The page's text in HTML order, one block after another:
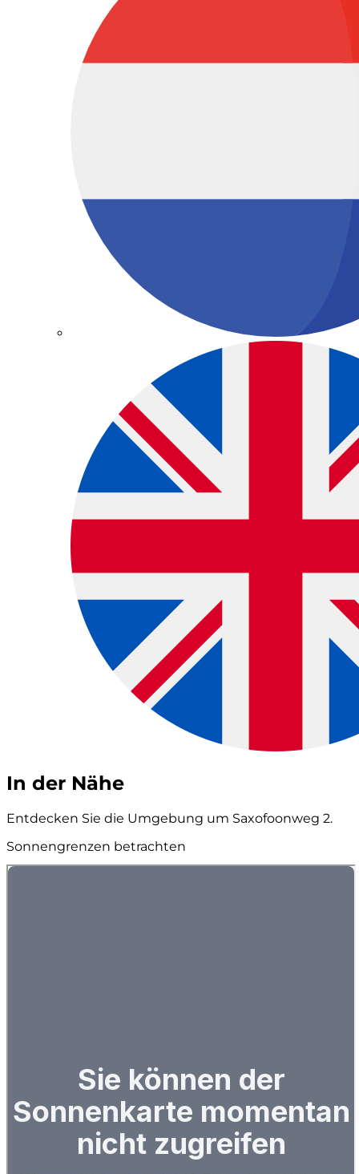
In der Nähe
Entdecken Sie die Umgebung um Saxofoonweg 2.
Sonnengrenzen betrachten